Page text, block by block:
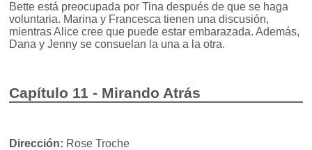
Bette está preocupada por Tina después de que se haga
voluntaria. Marina y Francesca tienen una discusión,
mientras Alice cree que puede estar embarazada. Además,
Dana y Jenny se consuelan la una a la otra.
Capítulo 11 - Mirando Atrás
Dirección: Rose Troche